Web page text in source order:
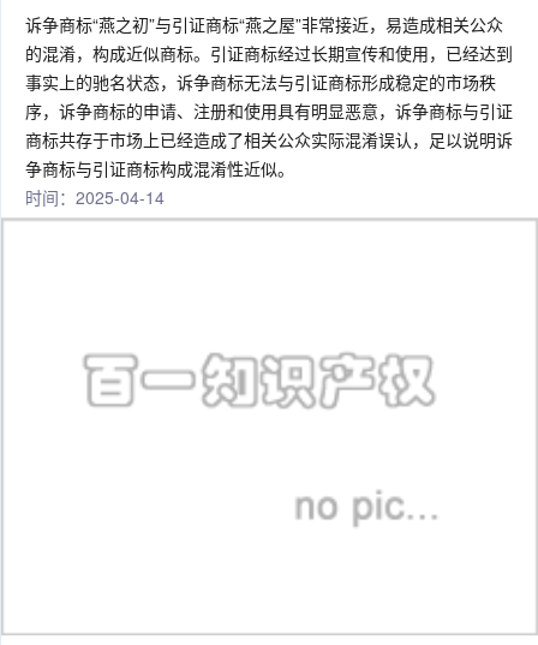
诉争商标“燕之初”与引证商标“燕之屋”非常接近，易造成相关公众
的混淆，构成近似商标。引证商标经过长期宣传和使用，已经达到
事实上的驰名状态，诉争商标无法与引证商标形成稳定的市场秩
序，诉争商标的申请、注册和使用具有明显恶意，诉争商标与引证
商标共存于市场上已经造成了相关公众实际混淆误认，足以说明诉
争商标与引证商标构成混淆性近似。
时间：2025-04-14